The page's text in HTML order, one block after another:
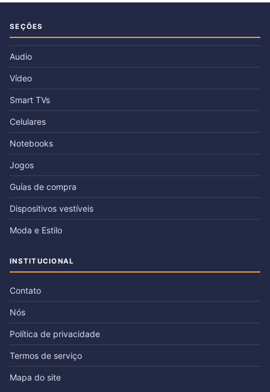
SEÇÕES
Audio
Vídeo
Smart TVs
Celulares
Notebooks
Jogos
Guías de compra
Dispositivos vestíveis
Moda e Estilo
INSTITUCIONAL
Contato
Nós
Política de privacidade
Termos de serviço
Mapa do site